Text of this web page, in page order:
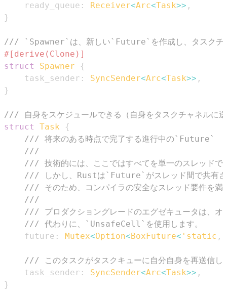
    ready_queue
: Receiver<Arc<Task>> ,
}
/// `Spawner`は、新しい`Future`を作成し、タスクチャ
#[derive(Clone)]
struct
Spawner
{
    task_sender
: SyncSender<Arc<Task>> ,
}
/// 自身をスケジュールできる（自身をタスクチャネルに
struct
Task
{
/// 将来のある時点で完了する進行中の`Future`
///
/// 技術的には、ここではすべてを単一のスレッド
/// しかし、Rustは`Future`がスレッド間で共有さ
/// そのため、コンパイラの安全なスレッド要件を
///
/// プロダクショングレードのエグゼキュータは、オ
/// 代わりに、`UnsafeCell`を使用します。
    future
: Mutex<Option<BoxFuture< 'static ,
/// このタスクがタスクキューに自分自身を再送信
    task_sender
: SyncSender<Arc<Task>> ,
}